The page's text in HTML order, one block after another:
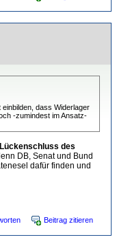
dass Widerlager
-zumindest im Ansatz-
Lückenschluss des
DB, Senat und Bund
dafür finden und
Beitrag zitieren